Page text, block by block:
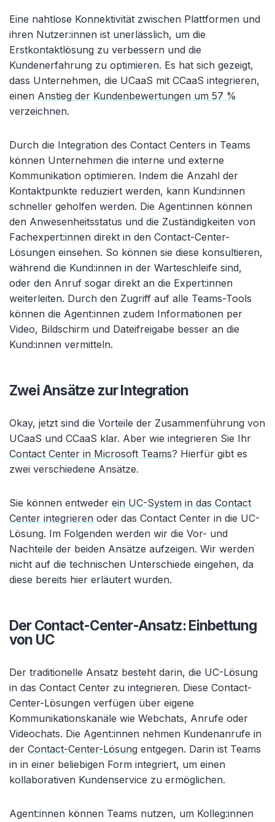
Eine nahtlose Konnektivität zwischen Plattformen und
ihren Nutzer:innen ist unerlässlich, um die
Erstkontaktlösung zu verbessern und die
Kundenerfahrung zu optimieren. Es hat sich gezeigt,
dass Unternehmen, die UCaaS mit CCaaS integrieren,
einen Anstieg der Kundenbewertungen um 57 %
verzeichnen.
Durch die Integration des Contact Centers in Teams
können Unternehmen die interne und externe
Kommunikation optimieren. Indem die Anzahl der
Kontaktpunkte reduziert werden, kann Kund:innen
schneller geholfen werden. Die Agent:innen können
den Anwesenheitsstatus und die Zuständigkeiten von
Fachexpert:innen direkt in den Contact-Center-
Lösungen einsehen. So können sie diese konsultieren,
während die Kund:innen in der Warteschleife sind,
oder den Anruf sogar direkt an die Expert:innen
weiterleiten. Durch den Zugriff auf alle Teams-Tools
können die Agent:innen zudem Informationen per
Video, Bildschirm und Dateifreigabe besser an die
Kund:innen vermitteln.
Zwei Ansätze zur Integration
Okay, jetzt sind die Vorteile der Zusammenführung von
UCaaS und CCaaS klar. Aber wie integrieren Sie Ihr
Contact Center in Microsoft Teams? Hierfür gibt es
zwei verschiedene Ansätze.
Sie können entweder ein UC-System in das Contact
Center integrieren oder das Contact Center in die UC-
Lösung. Im Folgenden werden wir die Vor- und
Nachteile der beiden Ansätze aufzeigen. Wir werden
nicht auf die technischen Unterschiede eingehen, da
diese bereits hier erläutert wurden.
Der Contact-Center-Ansatz: Einbettung
von UC
Der traditionelle Ansatz besteht darin, die UC-Lösung
in das Contact Center zu integrieren. Diese Contact-
Center-Lösungen verfügen über eigene
Kommunikationskanäle wie Webchats, Anrufe oder
Videochats. Die Agent:innen nehmen Kundenanrufe in
der Contact-Center-Lösung entgegen. Darin ist Teams
in in einer beliebigen Form integriert, um einen
kollaborativen Kundenservice zu ermöglichen.
Agent:innen können Teams nutzen, um Kolleg:innen